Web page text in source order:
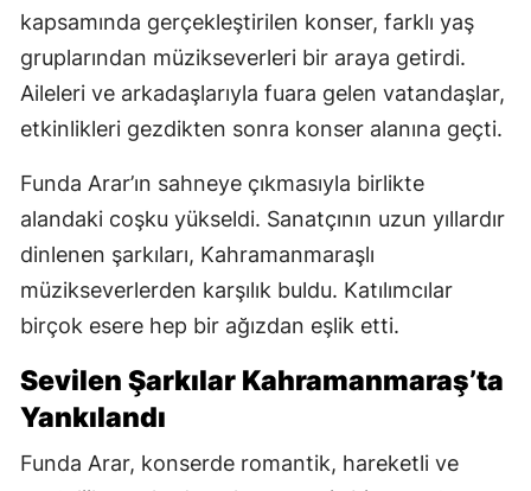
kapsamında gerçekleştirilen konser, farklı yaş
gruplarından müzikseverleri bir araya getirdi.
Aileleri ve arkadaşlarıyla fuara gelen vatandaşlar,
etkinlikleri gezdikten sonra konser alanına geçti.
Funda Arar’ın sahneye çıkmasıyla birlikte
alandaki coşku yükseldi. Sanatçının uzun yıllardır
dinlenen şarkıları, Kahramanmaraşlı
müzikseverlerden karşılık buldu. Katılımcılar
birçok esere hep bir ağızdan eşlik etti.
Sevilen Şarkılar Kahramanmaraş’ta
Yankılandı
Funda Arar, konserde romantik, hareketli ve